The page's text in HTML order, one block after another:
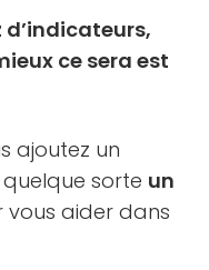
d’indicateurs,
ce sera est
ajoutez un
sorte un
vous aider dans